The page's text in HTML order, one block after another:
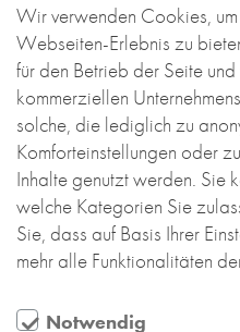
Die Ausstellung dauert
November. Falls es Sie
verschlägt, schauen Sie
lohnt sich!
Ausstellungsort
Aedes Architekturforum
Christinenstr. 18-19
10119 Berlin
Di–Fr 11–18.30 Uhr
Wir verwenden Cookies,
Webseiten-Erlebnis zu
für den Betrieb der Seite
kommerziellen
solche, die lediglich zu
Komforteinstellungen oder
Inhalte genutzt werden. Sie
welche Kategorien Sie
Sie, dass auf Basis Ihrer
mehr alle Funktionalitäten
Notwendig